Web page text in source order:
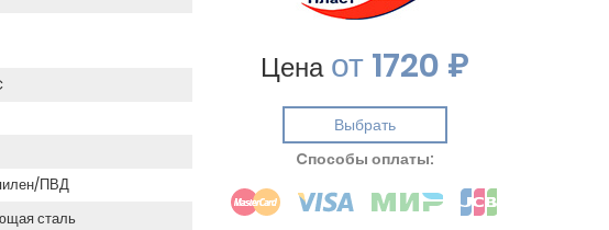
ПВД
сталь
Ценаот1720 ₽
Выбрать
Cпособы оплаты: